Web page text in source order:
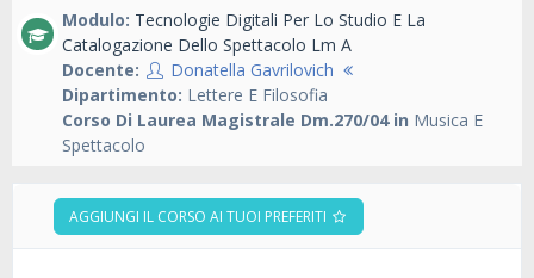
Modulo: Tecnologie Digitali Per Lo Studio E La
Catalogazione Dello Spettacolo Lm A
Docente:
Donatella Gavrilovich
Dipartimento: Lettere E Filosofia
Corso Di Laurea Magistrale Dm.270/04 in Musica E
Spettacolo
AGGIUNGI IL CORSO AI TUOI PREFERITI